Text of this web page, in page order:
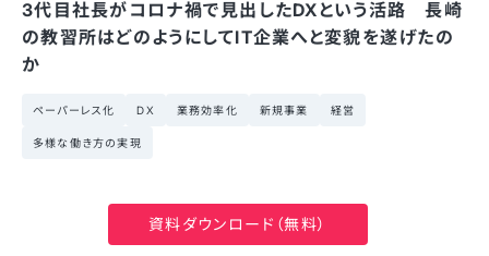
3代目社長がコロナ禍で見出したDXという活路 長崎
の教習所はどのようにしてIT企業へと変貌を遂げたの
か
ペーパーレス化 DX 業務効率化 新規事業 経営
多様な働き方の実現
資料ダウンロード（無料）